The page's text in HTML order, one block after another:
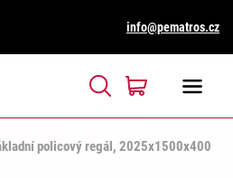
info@pematros.cz
policový regál, 2025x1500x400